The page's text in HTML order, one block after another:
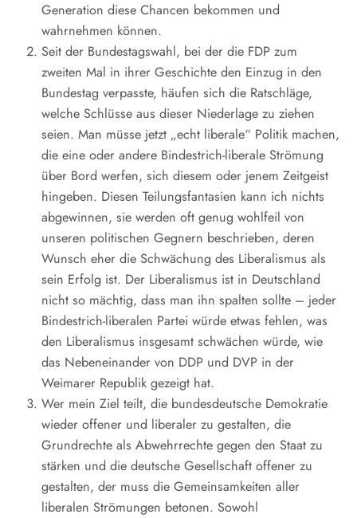
Generation diese Chancen bekommen und
wahrnehmen können.
Seit der Bundestagswahl, bei der die FDP zum
zweiten Mal in ihrer Geschichte den Einzug in den
Bundestag verpasste, häufen sich die Ratschläge,
welche Schlüsse aus dieser Niederlage zu ziehen
seien. Man müsse jetzt „echt liberale“ Politik machen,
die eine oder andere Bindestrich-liberale Strömung
über Bord werfen, sich diesem oder jenem Zeitgeist
hingeben. Diesen Teilungsfantasien kann ich nichts
abgewinnen, sie werden oft genug wohlfeil von
unseren politischen Gegnern beschrieben, deren
Wunsch eher die Schwächung des Liberalismus als
sein Erfolg ist. Der Liberalismus ist in Deutschland
nicht so mächtig, dass man ihn spalten sollte – jeder
Bindestrich-liberalen Partei würde etwas fehlen, was
den Liberalismus insgesamt schwächen würde, wie
das Nebeneinander von DDP und DVP in der
Weimarer Republik gezeigt hat.
Wer mein Ziel teilt, die bundesdeutsche Demokratie
wieder offener und liberaler zu gestalten, die
Grundrechte als Abwehrrechte gegen den Staat zu
stärken und die deutsche Gesellschaft offener zu
gestalten, der muss die Gemeinsamkeiten aller
liberalen Strömungen betonen. Sowohl